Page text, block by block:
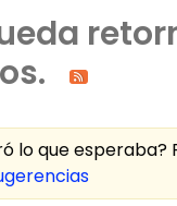
lo que esperaba?